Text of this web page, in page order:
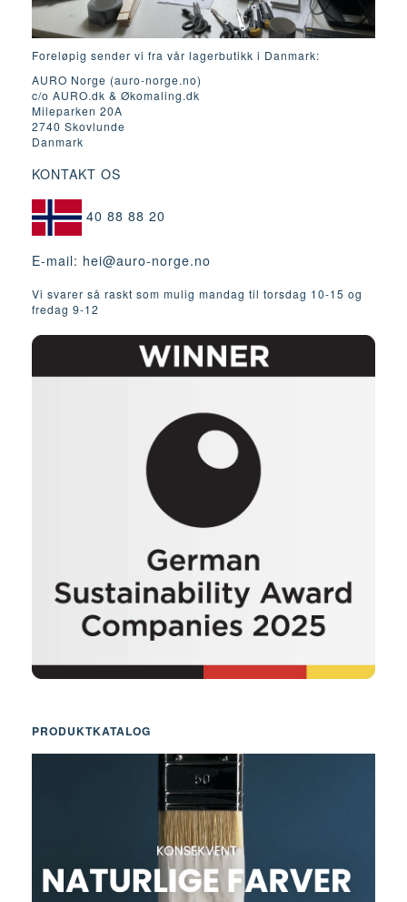
Foreløpig sender vi fra vår lagerbutikk i Danmark:
AURO Norge (auro-norge.no)
c/o AURO.dk & Økomaling.dk
Mileparken 20A
2740 Skovlunde
Danmark
KONTAKT OS
40 88 88 20
E-mail: hei@auro-norge.no
Vi svarer så raskt som mulig mandag til torsdag 10-15 og
fredag ​​9-12
PRODUKTKATALOG